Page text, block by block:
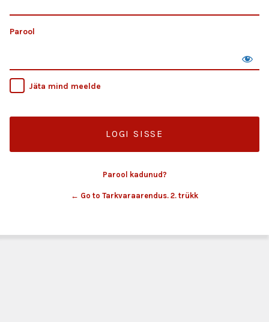
Parool
Jäta mind meelde
Parool kadunud?
← Go to Tarkvaraarendus. 2. trükk